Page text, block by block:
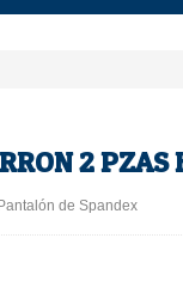
2 PZAS
de Spandex